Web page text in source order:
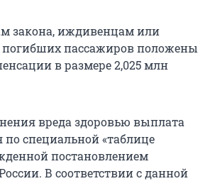
закона, иждивенцам или
погибших пассажиров положены
в размере 2,025 млн
вреда здоровью выплата
по специальной «таблице
постановлением
В соответствии с данной